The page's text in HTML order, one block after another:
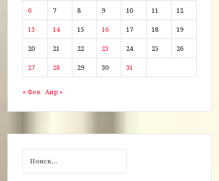
6 7 8 9 10 11 12
13 14 15 16 17 18 19
20 21 22 23 24 25 26
27 28 29 30 31
« Фев Апр »